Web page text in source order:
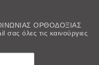
ΟΡΘΟΔΟΞΙΑΣ
όλες τις καινούργιες